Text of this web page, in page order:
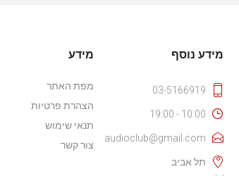
מידע נוסף
03-5166919
10:00 - 19:00
audioclub@gmail.com
תל אביב
מידע
מפת האתר
הצהרת פרטיות
תנאי שימוש
צור קשר